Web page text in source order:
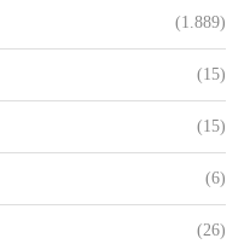
(1.889)
(15)
(15)
(6)
(26)